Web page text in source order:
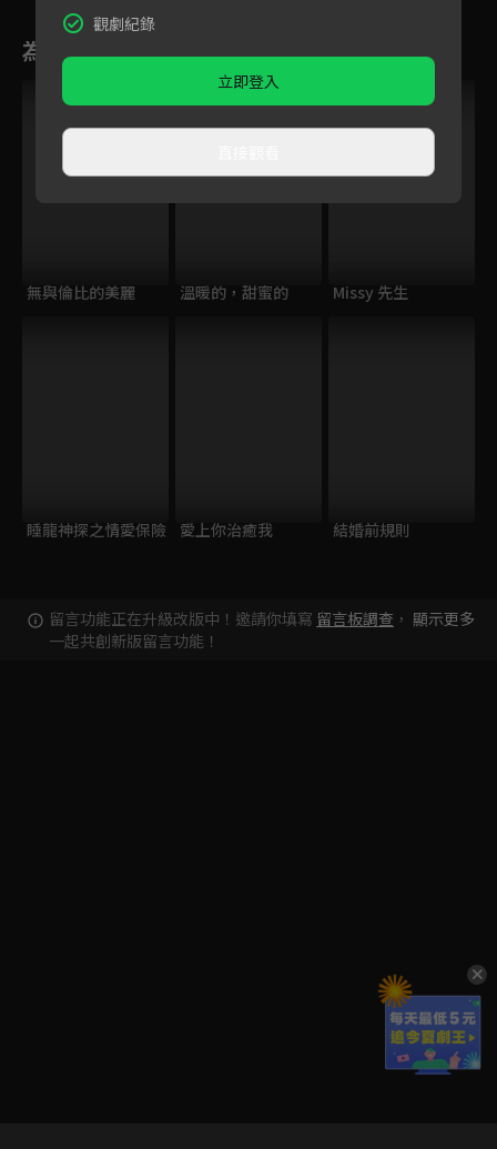
為您推薦
無與倫比的美麗 溫暖的，甜蜜的 Missy 先生
睡龍神探之情愛保險 愛上你治癒我 結婚前規則
留言功能正在升級改版中！邀請你填寫 留言板調查 ，
一起共創新版留言功能！
顯示更多
觀劇紀錄
立即登入